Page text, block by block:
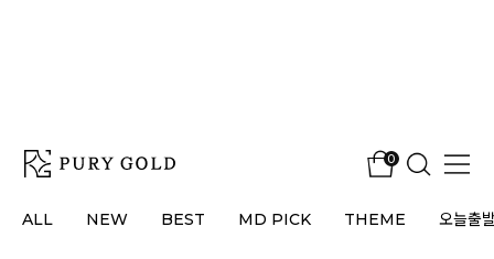
0
ALL NEW BEST MD PICK THEME 오늘출